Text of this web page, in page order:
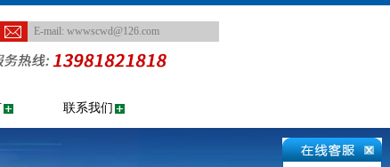
E-mail: wwwscwd@126.com
联系我们